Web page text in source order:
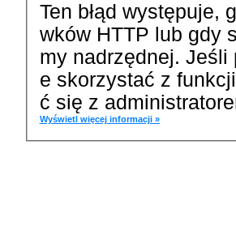
Ten błąd występuje,
wków HTTP lub gdy
my nadrzędnej.
e skorzystać z
ć się z
Wyświetl więcej informacji »